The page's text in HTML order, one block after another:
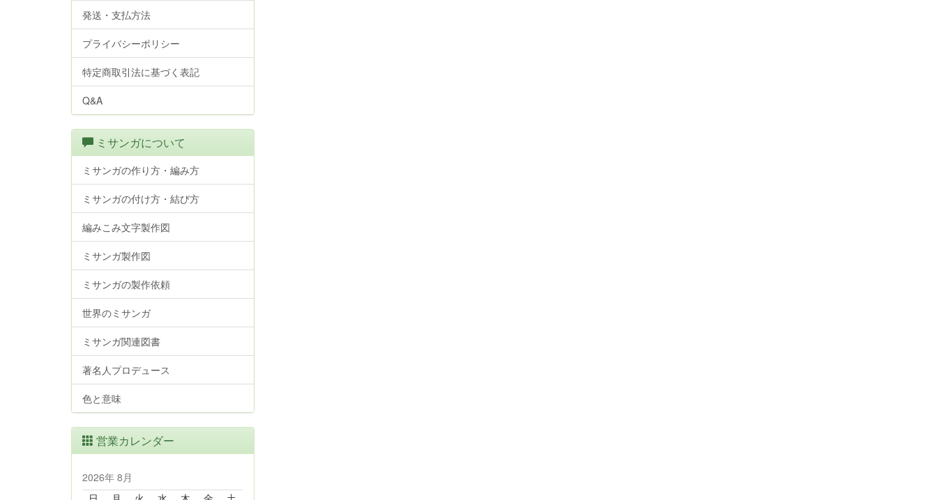
発送・支払方法
プライバシーポリシー
特定商取引法に基づく表記
Q&A
ミサンガについて
ミサンガの作り方・編み方
ミサンガの付け方・結び方
編みこみ文字製作図
ミサンガ製作図
ミサンガの製作依頼
世界のミサンガ
ミサンガ関連図書
著名人プロデュース
色と意味
営業カレンダー
2026年 8月